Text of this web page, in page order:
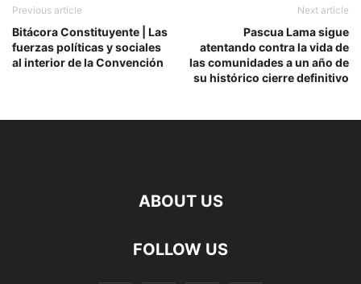
Previous article
Bitácora Constituyente | Las
fuerzas políticas y sociales
al interior de la Convención
Next article
Pascua Lama sigue
atentando contra la vida de
las comunidades a un año de
su histórico cierre definitivo
ABOUT US
FOLLOW US